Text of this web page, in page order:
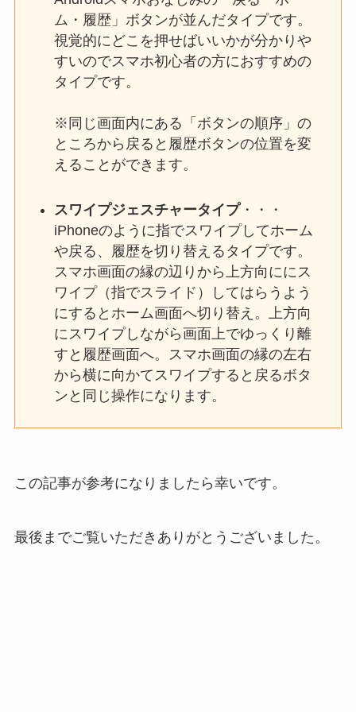
ム・履歴」ボタンが並んだタイプです。
視覚的にどこを押せばいいかが分かりや
すいのでスマホ初心者の方におすすめの
タイプです。
※同じ画面内にある「ボタンの順序」の
ところから戻ると履歴ボタンの位置を変
えることができます。
スワイプジェスチャータイプ・・・
iPhoneのように指でスワイプしてホーム
や戻る、履歴を切り替えるタイプです。
スマホ画面の縁の辺りから上方向ににス
ワイプ（指でスライド）してはらうよう
にするとホーム画面へ切り替え。上方向
にスワイプしながら画面上でゆっくり離
すと履歴画面へ。スマホ画面の縁の左右
から横に向かてスワイプすると戻るボタ
ンと同じ操作になります。
この記事が参考になりましたら幸いです。
最後までご覧いただきありがとうございました。